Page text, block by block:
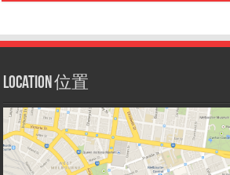
Location 位置